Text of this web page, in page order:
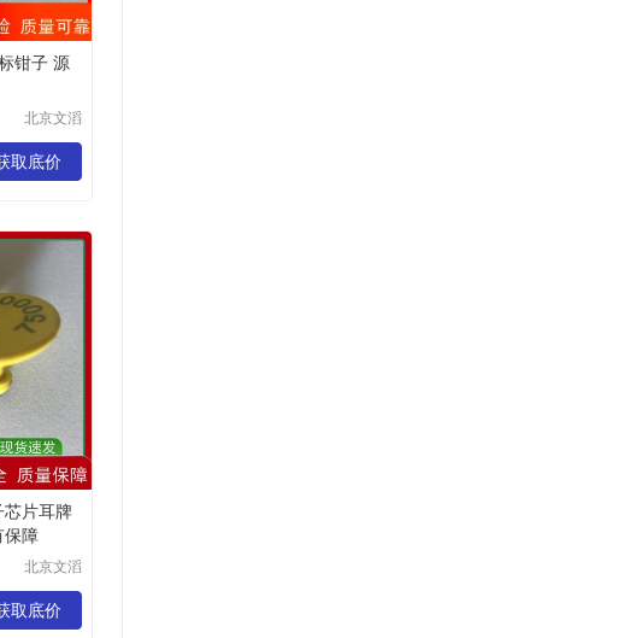
钳子 源
北京文滔
技有限公
司
取底价
芯片耳牌
保障
北京文滔
技有限公
司
取底价